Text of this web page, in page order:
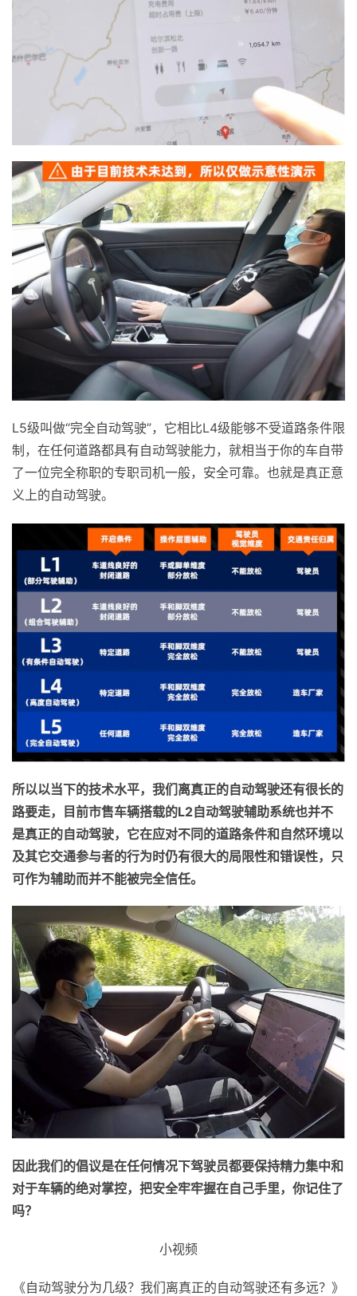
L5级叫做“完全自动驾驶”，它相比L4级能够不受道路条件限
制，在任何道路都具有自动驾驶能力，就相当于你的车自带
了一位完全称职的专职司机一般，安全可靠。也就是真正意
义上的自动驾驶。
所以以当下的技术水平，我们离真正的自动驾驶还有很长的
路要走，目前市售车辆搭载的L2自动驾驶辅助系统也并不
是真正的自动驾驶，它在应对不同的道路条件和自然环境以
及其它交通参与者的行为时仍有很大的局限性和错误性，只
可作为辅助而并不能被完全信任。
因此我们的倡议是在任何情况下驾驶员都要保持精力集中和
对于车辆的绝对掌控，把安全牢牢握在自己手里，你记住了
吗？
小视频
《自动驾驶分为几级？我们离真正的自动驾驶还有多远？》